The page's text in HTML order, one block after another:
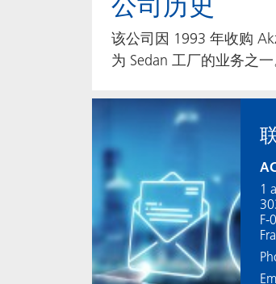
该公司因 1993 年收购
为 Sedan 工厂的业务之
1
F-